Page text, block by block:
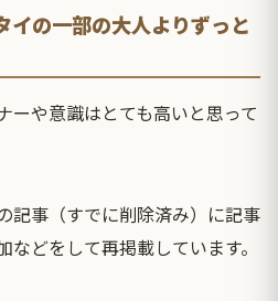
イの一部の大人よりずっと
ーや意識はとても高いと思って
記事（すでに削除済み）に記事
どをして再掲載しています。